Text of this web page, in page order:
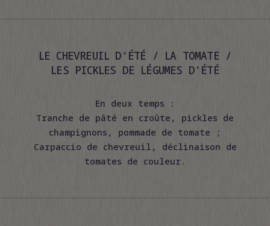
LE CHEVREUIL D'ÉTÉ / LA TOMATE /
LES PICKLES DE LÉGUMES D'ÉTÉ
En deux temps :
Tranche de pâté en croûte, pickles de
champignons, pommade de tomate ;
Carpaccio de chevreuil, déclinaison de
tomates de couleur.